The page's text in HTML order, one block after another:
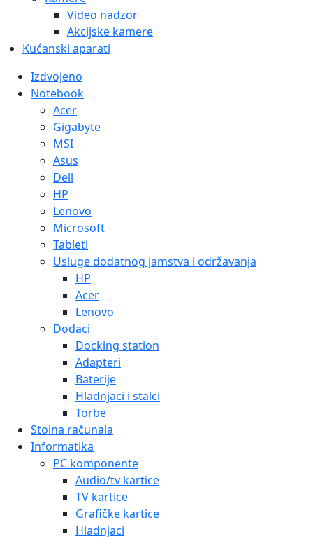
Video nadzor
Akcijske kamere
Kućanski aparati
Izdvojeno
Notebook
Acer
Gigabyte
MSI
Asus
Dell
HP
Lenovo
Microsoft
Tableti
Usluge dodatnog jamstva i održavanja
HP
Acer
Lenovo
Dodaci
Docking station
Adapteri
Baterije
Hladnjaci i stalci
Torbe
Stolna računala
Informatika
PC komponente
Audio/tv kartice
TV kartice
Grafičke kartice
Hladnjaci